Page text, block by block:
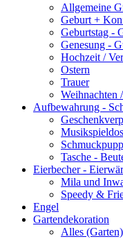
Allgemeine
Geburt +
Geburtstag -
Genesung -
Hochzeit /
Ostern
Trauer
Weihnachten
Aufbewahrung -
Tasche -
Eierbecher -
Mila und
Speedy &
Engel
Gartendekoration
Alles (Garten)